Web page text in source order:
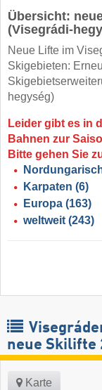
Übersicht:
(Visegrádi-
Neue Lifte im
Skigebieten:
hegység)
Leider gibt es in
Bahnen zur
Bitte gehen Sie
Karpaten (6)
Europa (163)
weltweit (243)
neue Skilifte
Karte